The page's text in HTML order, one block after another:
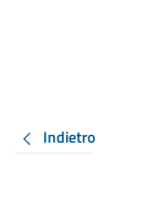
Indietro